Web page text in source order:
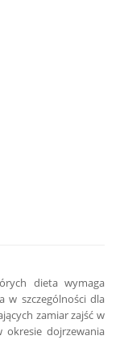
dieta wymaga
w szczególności dla
zamiar zajść w
okresie dojrzewania